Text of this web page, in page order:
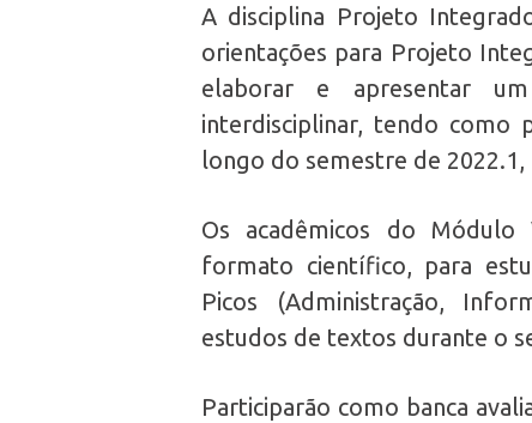
A disciplina Projeto
orientações para Projeto
elaborar e apresentar
interdisciplinar, tendo como
longo do semestre de 2022.1,
Os acadêmicos do Módulo
formato científico, para
Picos (Administração,
estudos de textos durante o
Participarão como banca